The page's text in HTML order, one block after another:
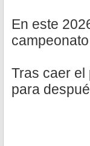
En este
Tras caer el
para